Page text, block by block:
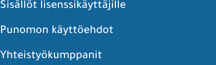
Sisällöt lisenssikäyttäjille
Punomon käyttöehdot
Yhteistyökumppanit